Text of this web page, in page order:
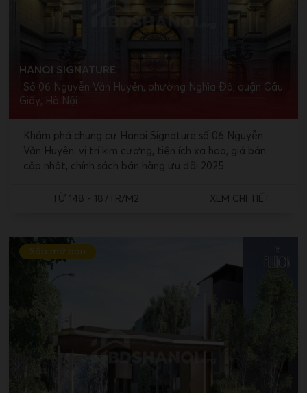
HANOI SIGNATURE
Số 06 Nguyễn Văn Huyên, phường Nghĩa Đô, quận Cầu
Giấy, Hà Nội
Khám phá chung cư Hanoi Signature số 06 Nguyễn
Văn Huyên: vị trí kim cương, tiện ích xa hoa, giá bán
cập nhật, chính sách bán hàng ưu đãi 2025.
TỪ 148 - 187TR/M2 XEM CHI TIẾT
Sắp mở bán